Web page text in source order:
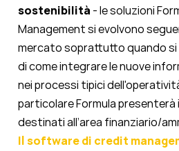
sostenibilità - le soluzioni
Management si evolvono
mercato soprattutto quando si
di come integrare le nuove
nei processi tipici
particolare Formula
destinati all’area finanziario/
Il software di credit